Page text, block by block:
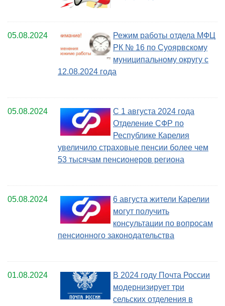
05.08.2024
Режим работы отдела МФЦ
РК № 16 по Суоярвскому
муниципальному округу c
12.08.2024 года
05.08.2024
С 1 августа 2024 года
Отделение СФР по
Республике Карелия
увеличило страховые пенсии более чем
53 тысячам пенсионеров региона
05.08.2024
6 августа жители Карелии
могут получить
консультации по вопросам
пенсионного законодательства
01.08.2024
В 2024 году Почта России
модернизирует три
сельских отделения в